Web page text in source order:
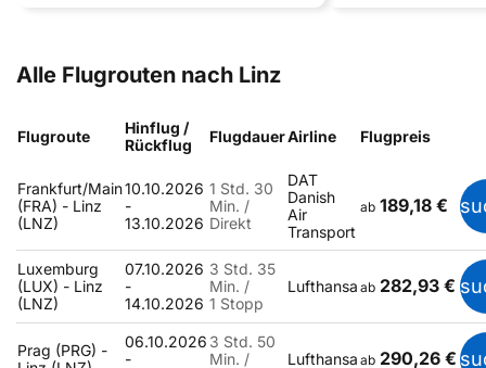
Alle Flugrouten nach Linz
Flugroute
Hinflug /
Rückflug
FlugdauerAirline Flugpreis
Frankfurt/Main
(FRA) - Linz
(LNZ)
10.10.2026
-
13.10.2026
1 Std. 30
Min. /
Direkt
DAT
Danish
Air
Transport
ab 189,18 €
Luxemburg
(LUX) - Linz
(LNZ)
07.10.2026
-
14.10.2026
3 Std. 35
Min. /
1 Stopp
Lufthansa ab 282,93 €
Prag (PRG) -
06.10.2026
-
3 Std. 50
Min. /
Lufthansa ab 290,26 €